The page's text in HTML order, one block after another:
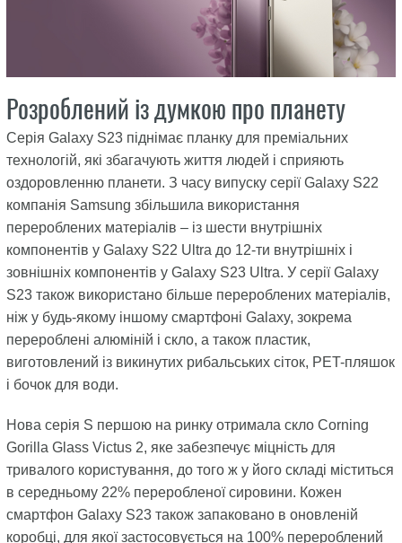
Розроблений із думкою про планету
Серія Galaxy S23 піднімає планку для преміальних
технологій, які збагачують життя людей і сприяють
оздоровленню планети. З часу випуску серії Galaxy S22
компанія Samsung збільшила використання
перероблених матеріалів – із шести внутрішніх
компонентів у Galaxy S22 Ultra до 12-ти внутрішніх і
зовнішніх компонентів у Galaxy S23 Ultra. У серії Galaxy
S23 також використано більше перероблених матеріалів,
ніж у будь-якому іншому смартфоні Galaxy, зокрема
перероблені алюміній і скло, а також пластик,
виготовлений із викинутих рибальських сіток, PET-пляшок
і бочок для води.
Нова серія S першою на ринку отримала скло Corning
Gorilla Glass Victus 2, яке забезпечує міцність для
тривалого користування, до того ж у його складі міститься
в середньому 22% переробленої сировини. Кожен
смартфон Galaxy S23 також запаковано в оновленій
коробці, для якої застосовується на 100% перероблений